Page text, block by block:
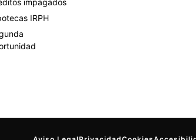
impagados
IRPH